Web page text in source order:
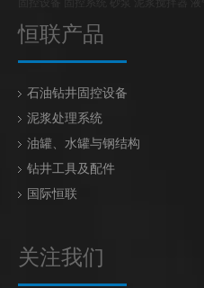
恒联产品
石油钻井固控设备
泥浆处理系统
油罐、水罐与钢结构
钻井工具及配件
国际恒联
关注我们